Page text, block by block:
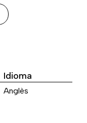
Idioma
Anglès